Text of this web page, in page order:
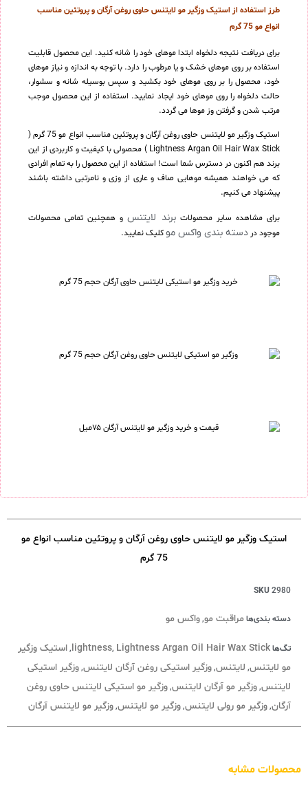
طرز استفاده از استیک وزگیر مو لایتنس حاوی روغن آرگان و پروتئین مناسب
انواع مو 75 گرم
برای دریافت نتیجه دلخواه ابتدا موهای خود را شانه کنید. این محصول قابلیت
استفاده بر روی موهای خشک و یا مرطوب را دارد. با توجه به اندازه و نیاز موهای
خود، محصول را بر روی موهای خود بکشید و سپس بوسیله شانه و سشوار،
حالت دلخواه را روی موهای خود ایجاد نمایید. استفاده از این محصول موجب
مرتب شدن و گرفتن وز موها می گردد.
استیک وزگیر مو لایتنس حاوی روغن آرگان و پروتئین مناسب انواع مو 75 گرم (
Lightness Argan Oil Hair Wax Stick ) محصولی با کیفیت و کاربردی از این
برند هم اکنون در دسترس شما است! استفاده از این محصول را به تمام افرادی
که می خواهند همیشه موهایی صاف و عاری از وزی و نامرتبی داشته باشند
پیشنهاد می کنیم.
برای مشاهده سایر محصولاتبرند لایتنسو همچنین تمامی محصولات
موجود در دسته بندی واکس موکلیک نمایید.
استیک وزگیر مو لایتنس حاوی روغن آرگان و پروتئین مناسب انواع مو
75 گرم
SKU2980
دسته بندی‌هامراقبت مو,واکس مو
تگ‌ها lightness, Lightness Argan Oil Hair Wax Stick
,استیک وزگیر
مو لایتنس, لایتنس,وزگیر استیکی روغن آرگان لایتنس,وزگیر استیکی
لایتنس,وزگیر مو آرگان لایتنس,وزگیر مو استیکی لایتنس حاوی روغن
آرگان,وزگیر مو رولی لایتنس,وزگیر مو لایتنس,وزگیر مو لایتنس آرگان
محصولات مشابه